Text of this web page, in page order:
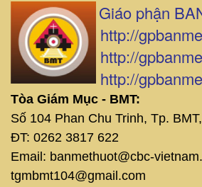
Giáo phận
http://
http://
http://
Tòa Giám Mục - BMT:
Số 104 Phan Chu Trinh, Tp.
ĐT: 0262 3817 622
Email: banmethuot@cbc-
tgmbmt104@gmail.com